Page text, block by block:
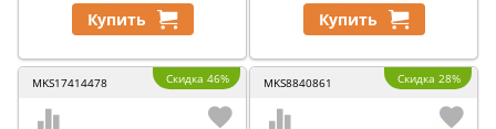
Купить Купить
MKS17414478 Скидка 46% MKS8840861 Скидка 28%